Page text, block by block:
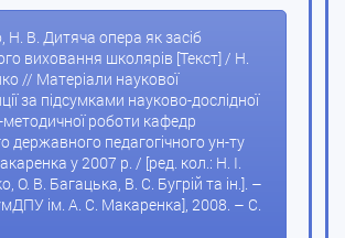
Н. В. Дитяча опера як засіб
виховання школярів [Текст] / Н.
// Матеріали наукової
за підсумками науково-дослідної
методичної роботи кафедр
державного педагогічного ун-ту
у 2007 р. / [ред. кол.: Н. І.
О. В. Багацька, В. С. Бугрій та ін.]. –
ім. А. С. Макаренка], 2008. – С.